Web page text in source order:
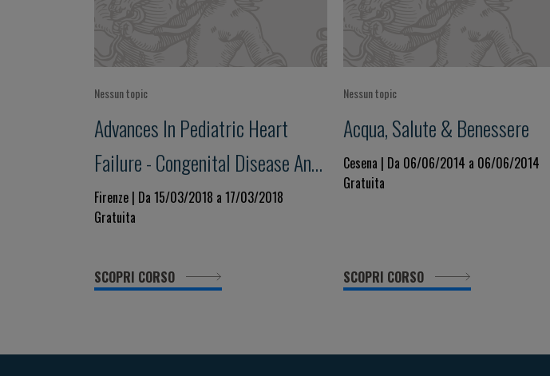
Nessun topic
Advances In Pediatric Heart
Failure - Congenital Disease And
Cardiomyopathies
Firenze | Da 15/03/2018 a 17/03/2018
Gratuita
SCOPRI CORSO
Nessun topic
Acqua, Salute & Benessere
Cesena | Da 06/06/2014 a 06/06/2014
Gratuita
SCOPRI CORSO